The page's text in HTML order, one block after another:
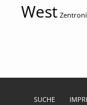
West
SUCHE